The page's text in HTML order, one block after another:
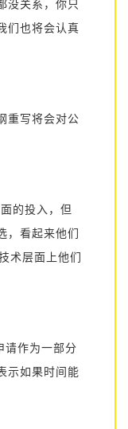
们也将会认真
重写将会对公
的投入，但
，看起来他们
术层面上他们
请作为一部分
示如果时间能